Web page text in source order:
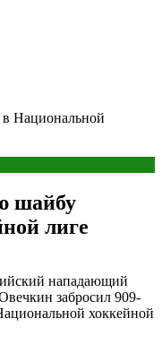
Национальной
шайбу
лиге
нападающий
забросил 909-
хоккейной